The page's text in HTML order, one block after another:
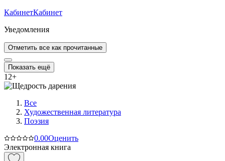
КабинетКабинет
Уведомления
Отметить все как прочитанные
Показать ещё
12+
Все
Художественная литература
Поэзия
0.00Оценить
Электронная книга